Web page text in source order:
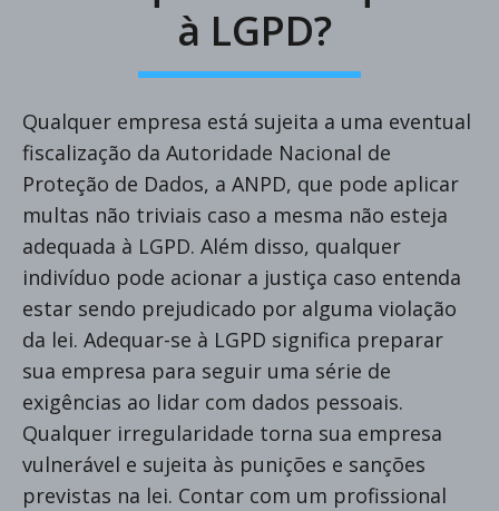
à LGPD?
Qualquer empresa está sujeita a uma eventual
fiscalização da Autoridade Nacional de
Proteção de Dados, a ANPD, que pode aplicar
multas não triviais caso a mesma não esteja
adequada à LGPD. Além disso, qualquer
indivíduo pode acionar a justiça caso entenda
estar sendo prejudicado por alguma violação
da lei. Adequar-se à LGPD significa preparar
sua empresa para seguir uma série de
exigências ao lidar com dados pessoais.
Qualquer irregularidade torna sua empresa
vulnerável e sujeita às punições e sanções
previstas na lei. Contar com um profissional